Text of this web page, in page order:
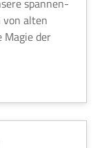
von alten
Magie der